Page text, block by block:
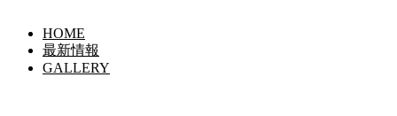
HOME
最新情報
GALLERY